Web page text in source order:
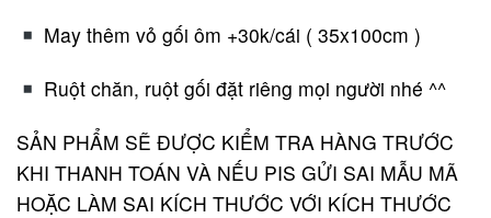
May thêm vỏ gối ôm +30k/cái ( 35x100cm )
Ruột chăn, ruột gối đặt riêng mọi người nhé ^^
SẢN PHẨM SẼ ĐƯỢC KIỂM TRA HÀNG TRƯỚC
KHI THANH TOÁN VÀ NẾU PIS GỬI SAI MẪU MÃ
HOẶC LÀM SAI KÍCH THƯỚC VỚI KÍCH THƯỚC